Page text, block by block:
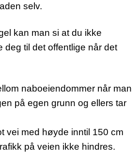
selv.
kan man si at du ikke
deg til det offentlige når det
naboeiendommer når man
på egen grunn og ellers tar
vei med høyde inntil 150 cm
på veien ikke hindres.